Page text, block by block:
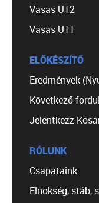
Vasas U12
Vasas U11
ELŐKÉSZÍTŐ
Eredmények
Következő
Jelentkezz
RÓLUNK
Csapataink
Elnökség, stáb,